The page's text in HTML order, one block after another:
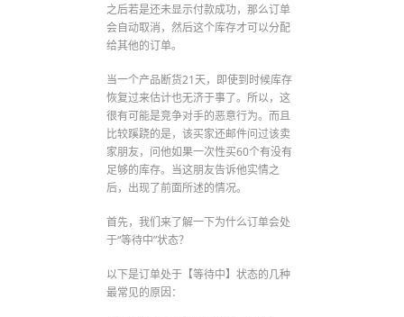
之后若是还未显示付款成功，那么订单
会自动取消，然后这个库存才可以分配
给其他的订单。
当一个产品断货21天，即使到时候库存
恢复过来估计也无济于事了。所以，这
很有可能是竞争对手的恶意行为。而且
比较蹊跷的是，该买家还邮件问过该卖
家朋友，问他如果一次性买60个有没有
足够的库存。当这朋友告诉他实情之
后，出现了前面所述的情况。
首先，我们来了解一下为什么订单会处
于“等待中”状态？
以下是订单处于【等待中】状态的几种
最常见的原因：